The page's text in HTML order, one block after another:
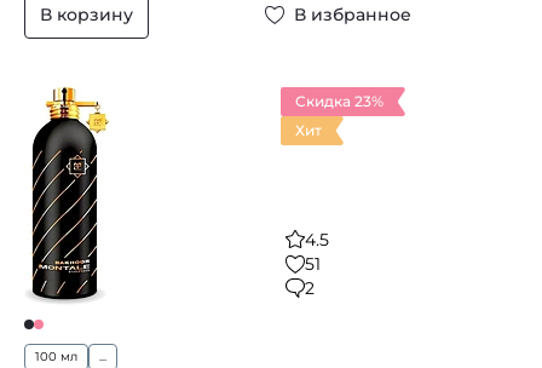
В корзину В избранное
Скидка 23%
Хит
4.5
51
2
100 мл ...